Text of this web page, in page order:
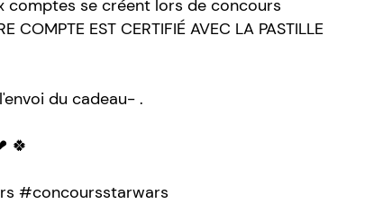
comptes se créent lors de concours
EST CERTIFIÉ AVEC LA PASTILLE
du cadeau- .
🍀
#concoursstarwars